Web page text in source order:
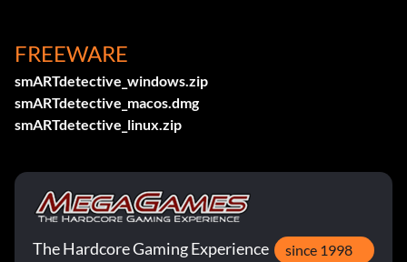
FREEWARE
smARTdetective_windows.zip
smARTdetective_macos.dmg
smARTdetective_linux.zip
The Hardcore Gaming Experience since 1998